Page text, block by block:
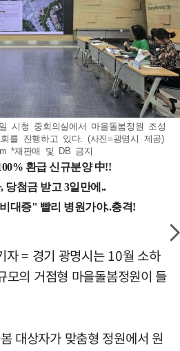
시청 중회의실에서 마을돌봄정원 조성
를 진행하고 있다. (사진=광명시 제공)
*재판매 및 DB 금지
자 = 경기 광명시는 10월 소하
의 거점형 마을돌봄정원이 들
대상자가 맞춤형 정원에서 원